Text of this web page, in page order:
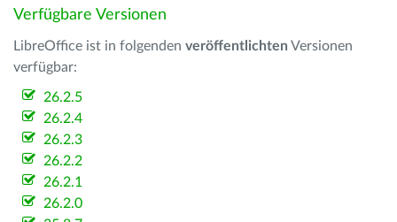
Verfügbare Versionen
LibreOffice ist in folgenden veröffentlichten Versionen
verfügbar:
26.2.5
26.2.4
26.2.3
26.2.2
26.2.1
26.2.0